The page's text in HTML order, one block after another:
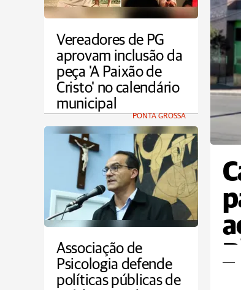
Vereadores de PG
aprovam inclusão da
peça 'A Paixão de
Cristo' no calendário
municipal
PONTA GROSSA
Associação de
Psicologia defende
políticas públicas de